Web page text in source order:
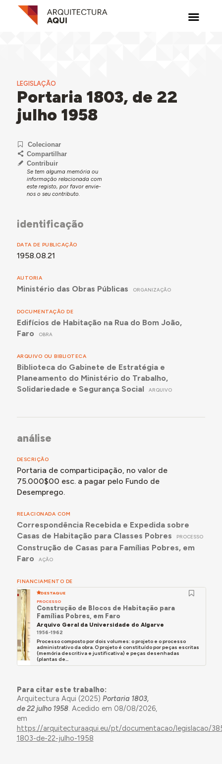
LEGISLAÇÃO
Portaria 1803, de 22
julho 1958
Colecionar
Compartilhar
Contribuir
Se tem alguma memória ou
informação relacionada com
este registo, por favor envie-
nos o seu contributo.
identificação
DATA DE PUBLICAÇÃO
1958.08.21
AUTORIA
Ministério das Obras Públicas ORGANIZAÇÃO
DOCUMENTAÇÃO DE
Edifícios de Habitação na Rua do Bom João,
Faro
OBRA
ARQUIVO OU BIBLIOTECA
Biblioteca do Gabinete de Estratégia e
Planeamento do Ministério do Trabalho,
Solidariedade e Segurança Social
ARQUIVO
análise
DESCRIÇÃO
Portaria de comparticipação, no valor de
75.000$00 esc. a pagar pelo Fundo de
Desemprego.
RELACIONADA COM
Correspondência Recebida e Expedida sobre
Casas de Habitação para Classes Pobres
PROCESSO
Construção de Casas para Famílias Pobres, em
Faro
AÇÃO
FINANCIAMENTO DE
DESTAQUE
PROCESSO
Construção de Blocos de Habitação para
Famílias Pobres, em Faro
Arquivo Geral da Universidade do Algarve
1956-1962
Processo composto por dois volumes: o projeto e o processo
administrativo da obra. O projeto é constituído por peças escritas
(memória descritiva e justificativa) e peças desenhadas
(plantas de...
Para citar este trabalho:
Arquitectura Aqui (2025) Portaria 1803,
de 22 julho 1958. Acedido em 08/08/2026,
em
https://arquitecturaaqui.eu/pt/documentacao/legislacao/
1803-de-22-julho-1958